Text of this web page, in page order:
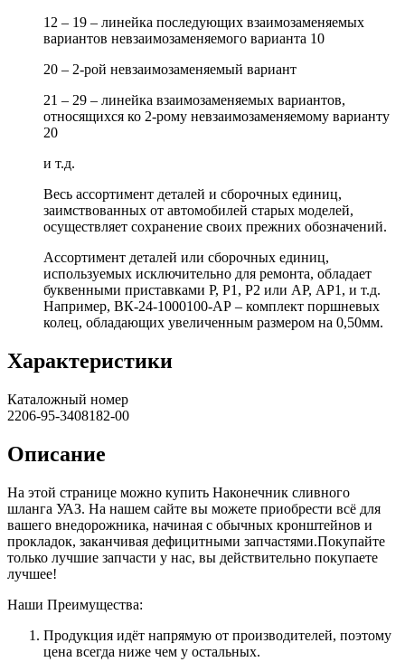
12 – 19 – линейка последующих взаимозаменяемых
вариантов невзаимозаменяемого варианта 10
20 – 2-рой невзаимозаменяемый вариант
21 – 29 – линейка взаимозаменяемых вариантов,
относящихся ко 2-рому невзаимозаменяемому варианту
20
и т.д.
Весь ассортимент деталей и сборочных единиц,
заимствованных от автомобилей старых моделей,
осуществляет сохранение своих прежних обозначений.
Ассортимент деталей или сборочных единиц,
используемых исключительно для ремонта, обладает
буквенными приставками Р, Р1, Р2 или АР, АР1, и т.д.
Например, ВК-24-1000100-АР – комплект поршневых
колец, обладающих увеличенным размером на 0,50мм.
Характеристики
Каталожный номер
2206-95-3408182-00
Описание
На этой странице можно купить Наконечник сливного
шланга УАЗ. На нашем сайте вы можете приобрести всё для
вашего внедорожника, начиная с обычных кронштейнов и
прокладок, заканчивая дефицитными запчастями.Покупайте
только лучшие запчасти у нас, вы действительно покупаете
лучшее!
Наши Преимущества:
Продукция идёт напрямую от производителей, поэтому
цена всегда ниже чем у остальных.